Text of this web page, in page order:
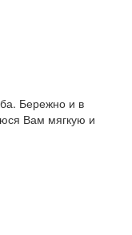
Бережно и в
Вам мягкую и